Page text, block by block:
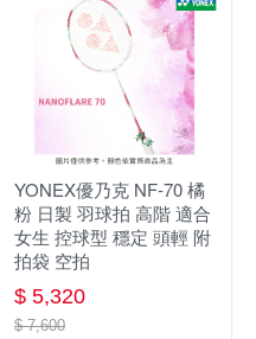
YONEX優乃克 NF-70 橘
粉 日製 羽球拍 高階 適合
女生 控球型 穩定 頭輕 附
拍袋 空拍
$ 5,320
$ 7,600